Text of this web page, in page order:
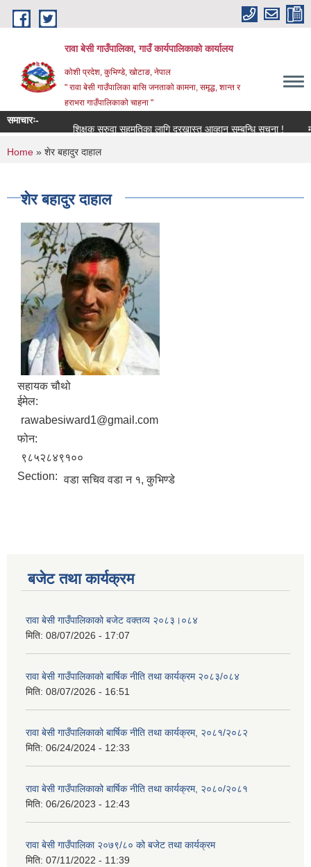
Skip to main content
रावा बेसी गाउँपालिका, गाउँ कार्यपालिकाको कार्यालय
कोशी प्रदेश, कुभिण्डे, खोटाङ, नेपाल
" रावा बेसी गाउँपालिका बासि जनताको कामना, समृद्ध, शान्त र
हराभरा गाउँपालिकाको चाहना "
समाचारः-
शिक्षक सरुवा सहमतिका लागि दरखास्त आव्हान सम्बन्धि सूचना !
You are here
Home » शेर बहादुर दाहाल
शेर बहादुर दाहाल
सहायक चौथो
ईमेल:
rawabesiward1@gmail.com
फोन:
९८५२८४९१००
Section: वडा सचिव वडा न १, कुभिण्डे
बजेट तथा कार्यक्रम
रावा बेसी गाउँपालिकाको बजेट वक्तव्य २०८३।०८४
मिति: 08/07/2026 - 17:07
रावा बेसी गाउँपालिकाको बार्षिक नीति तथा कार्यक्रम २०८३/०८४
मिति: 08/07/2026 - 16:51
रावा बेसी गाउँपालिकाको बार्षिक नीति तथा कार्यक्रम, २०८१/२०८२
मिति: 06/24/2024 - 12:33
रावा बेसी गाउँपालिकाको बार्षिक नीति तथा कार्यक्रम, २०८०/२०८१
मिति: 06/26/2023 - 12:43
रावा बेसी गाउँपालिका २०७९/८० को बजेट तथा कार्यक्रम
मिति: 07/11/2022 - 11:39